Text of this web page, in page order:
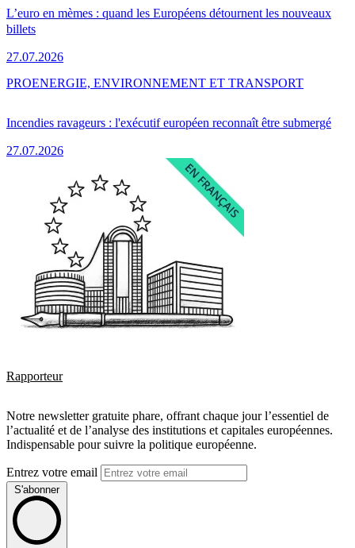
L’euro en mèmes : quand les Européens détournent les nouveaux
billets
27.07.2026
Incendies ravageurs : l'exécutif européen reconnaît être submergé
27.07.2026
PROENERGIE, ENVIRONNEMENT ET TRANSPORT
Rapporteur
Notre newsletter gratuite phare, offrant chaque jour l’essentiel de
l’actualité et de l’analyse des institutions et capitales européennes.
Indispensable pour suivre la politique européenne.
Entrez votre email
S'abonner